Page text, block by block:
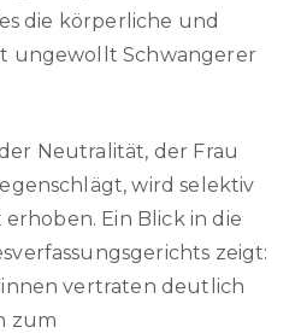
die körperliche und
ungewollt Schwangerer
Neutralität, der Frau
wird selektiv
Ein Blick in die
zeigt:
vertraten deutlich
zum